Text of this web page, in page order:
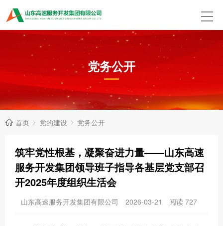
党务公开
首页 党的建设 党务公开
筑牢党性根基，凝聚奋进力量——山东高速
服务开发集团领导班子指导各基层党支部召
开2025年度组织生活会
山东高速服务开发集团有限公司 2026-03-21 阅读 727